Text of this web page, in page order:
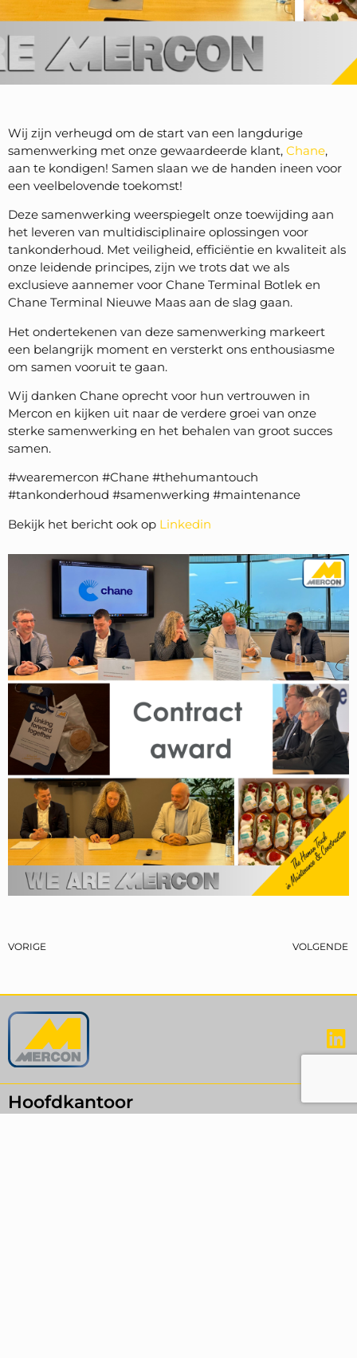
Wij zijn verheugd om de start van een langdurige
samenwerking met onze gewaardeerde klant, Chane,
aan te kondigen! Samen slaan we de handen ineen voor
een veelbelovende toekomst!
Deze samenwerking weerspiegelt onze toewijding aan
het leveren van multidisciplinaire oplossingen voor
tankonderhoud. Met veiligheid, efficiëntie en kwaliteit als
onze leidende principes, zijn we trots dat we als
exclusieve aannemer voor Chane Terminal Botlek en
Chane Terminal Nieuwe Maas aan de slag gaan.
Het ondertekenen van deze samenwerking markeert
een belangrijk moment en versterkt ons enthousiasme
om samen vooruit te gaan.
Wij danken Chane oprecht voor hun vertrouwen in
Mercon en kijken uit naar de verdere groei van onze
sterke samenwerking en het behalen van groot succes
samen.
#wearemercon #Chane #thehumantouch
#tankonderhoud #samenwerking #maintenance
Bekijk het bericht ook op Linkedin
VORIGE VOLGENDE
Hoofdkantoor
Krinkelwinkel 6-8